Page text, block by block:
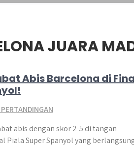
JUARA
Abis Barcelona di
abis dengan skor 2-5 di tangan
Piala Super Spanyol yang